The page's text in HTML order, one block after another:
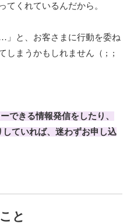
てくれているんだから。
」と、お客さまに行動を委ね
しまうかもしれません（ ; ;
できる情報発信をしたり、
ていれば、迷わずお申し込
と